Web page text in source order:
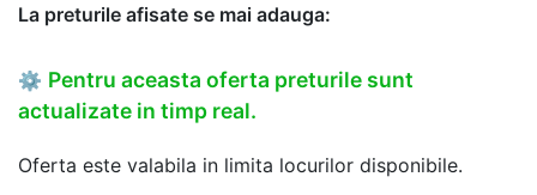
La preturile afisate se mai adauga:
⚙ Pentru aceasta oferta preturile sunt
actualizate in timp real.
Oferta este valabila in limita locurilor disponibile.